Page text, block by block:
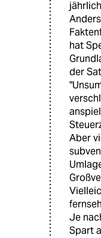
hat
der
Aber
Je
Spart